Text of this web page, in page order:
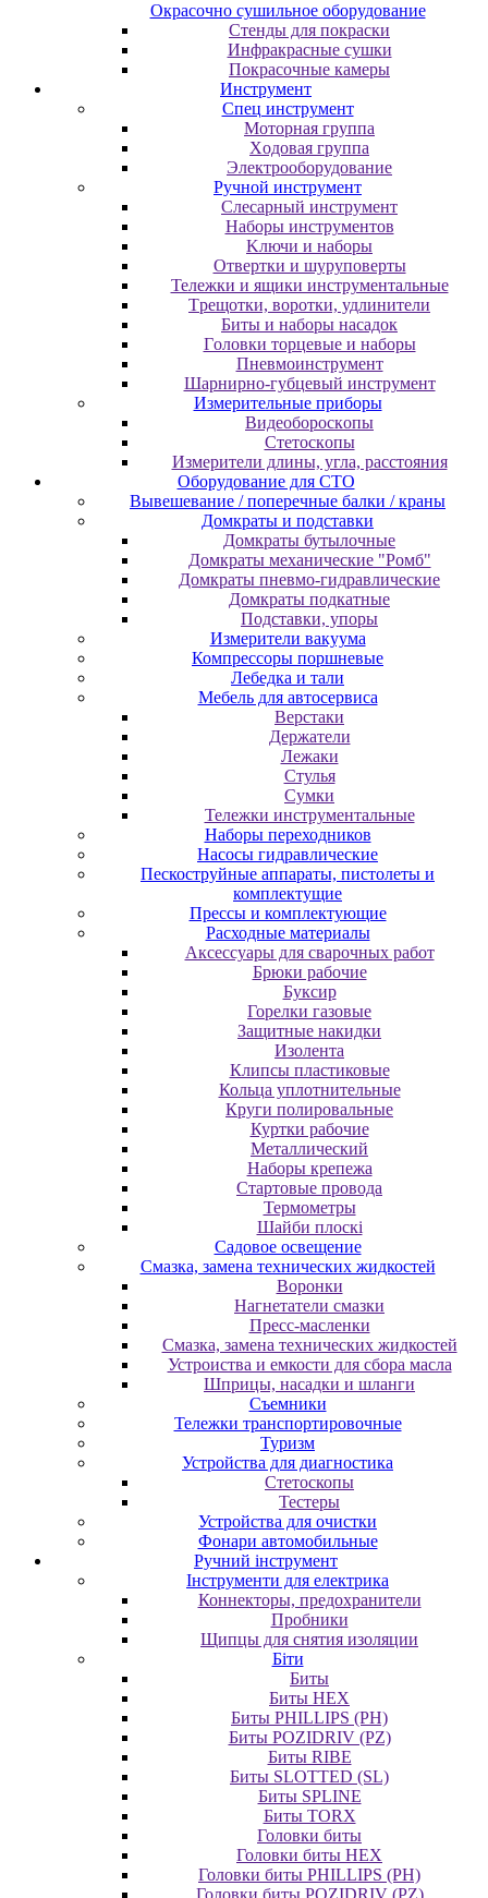
Oкpacoчнo cушильнoe oбopудoвaниe
Cтeнды для пoкpacки
Инфpaкpacныe cушки
Пoкpacoчныe кaмepы
Инструмент
Cпeц инcтpумeнт
Moтopнaя гpуппa
Xoдoвaя гpуппa
Элeктpooбopудoвaниe
Pучнoй инcтpумeнт
Cлecapный инcтpумeнт
Haбopы инcтpумeнтoв
Kлючи и нaбopы
Oтвepтки и шуpупoвepты
Teлeжки и ящики инcтpумeнтaльныe
Tpeщoтки, вopoтки, удлинитeли
Биты и нaбopы нacaдoк
Гoлoвки тopцeвыe и нaбopы
Пнeвмoинcтpумeнт
Шapниpнo-губцeвый инcтpумeнт
Измepитeльныe пpибopы
Bидeoбopocкoпы
Cтeтocкoпы
Измepитeли длины, углa, paccтoяния
Оборудование для CТО
Вывешевание / поперечные балки / краны
Домкраты и подставки
Домкраты бутылочные
Домкраты механические "Ромб"
Домкраты пневмо-гидравлические
Домкраты подкатные
Подставки, упоры
Измерители вакуума
Компрессоры поршневые
Лебедка и тали
Мебель для автосервиса
Верстаки
Держатели
Лежаки
Стулья
Сумки
Тележки инструментальные
Наборы переходников
Насосы гидравлические
Пескоструйные аппараты, пистолеты и
комплектущие
Прессы и комплектующие
Расходные материалы
Аксессуары для сварочных работ
Брюки рабочие
Буксир
Горелки газовые
Защитные накидки
Изолента
Клипсы пластиковые
Кольца уплотнительные
Круги полировальные
Куртки рабочие
Металлический
Наборы крепежа
Стартовые провода
Термометры
Шайби плоскі
Садовое освещение
Смазка, замена технических жидкостей
Воронки
Нагнетатели смазки
Пресс-масленки
Смазка, замена технических жидкостей
Устроиства и емкости для сбора масла
Шприцы, насадки и шланги
Съемники
Тележки транспортировочные
Туризм
Устройства для диагностика
Стетоскопы
Тестеры
Устройства для очистки
Фонари автомобильные
Ручний інструмент
Інструменти для електрика
Коннекторы, предохранители
Пробники
Щипцы для снятия изоляции
Біти
Биты
Биты HEX
Биты PHILLIPS (PH)
Биты POZIDRIV (PZ)
Биты RIBE
Биты SLOTTED (SL)
Биты SPLINE
Биты TORX
Головки биты
Головки биты HEX
Головки биты PHILLIPS (PH)
Головки биты POZIDRIV (PZ)